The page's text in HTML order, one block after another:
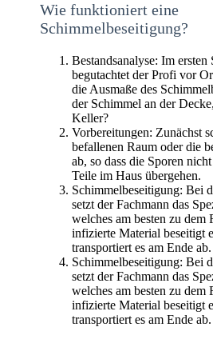
Wie funktioniert eine
Schimmelbeseitigung?
Bestandsanalyse: Im ersten
begutachtet der Profi vor
die Ausmaße des
der Schimmel an der
Keller?
Vorbereitungen: Zunächst
befallenen Raum oder die
ab, so dass die Sporen
Teile im Haus übergehen.
Schimmelbeseitigung: Bei
setzt der Fachmann das
welches am besten zu dem
infizierte Material beseitigt
transportiert es am Ende ab.
Schimmelbeseitigung: Bei
setzt der Fachmann das
welches am besten zu dem
infizierte Material beseitigt
transportiert es am Ende ab.